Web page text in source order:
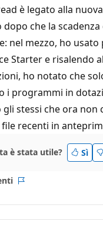
è legato alla
che la scadenza
nel mezzo, ho usato
Starter e risalendo
ho notato che
i programmi in
gli stessi che ora non
recenti in
è stata utile? Sì